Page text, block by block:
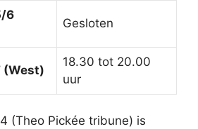
6
Gesloten
(West)
18.30 tot 20.00
uur
(Theo Pickée tribune) is